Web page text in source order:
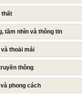
thất
tầm nhìn và thông tin
thoải mái
thông
phong cách